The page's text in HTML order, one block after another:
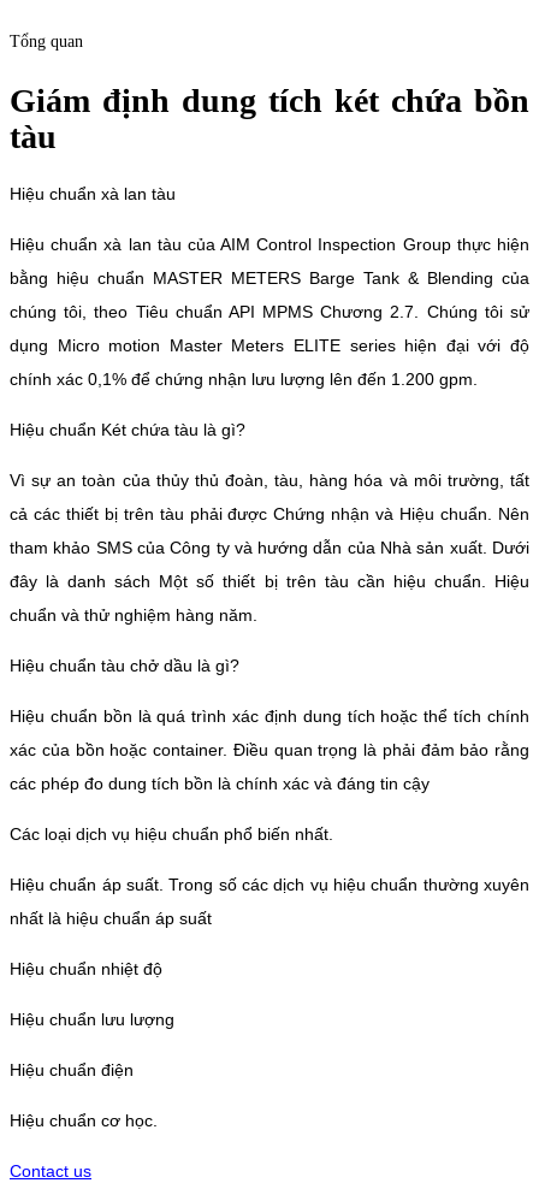
Tổng quan
Giám định dung tích két chứa bồn
tàu
Hiệu chuẩn xà lan tàu
Hiệu chuẩn xà lan tàu của AIM Control Inspection Group thực hiện
bằng hiệu chuẩn MASTER METERS Barge Tank & Blending của
chúng tôi, theo Tiêu chuẩn API MPMS Chương 2.7. Chúng tôi sử
dụng Micro motion Master Meters ELITE series hiện đại với độ
chính xác 0,1% để chứng nhận lưu lượng lên đến 1.200 gpm.
Hiệu chuẩn Két chứa tàu là gì?
Vì sự an toàn của thủy thủ đoàn, tàu, hàng hóa và môi trường, tất
cả các thiết bị trên tàu phải được Chứng nhận và Hiệu chuẩn. Nên
tham khảo SMS của Công ty và hướng dẫn của Nhà sản xuất. Dưới
đây là danh sách Một số thiết bị trên tàu cần hiệu chuẩn. Hiệu
chuẩn và thử nghiệm hàng năm.
Hiệu chuẩn tàu chở dầu là gì?
Hiệu chuẩn bồn là quá trình xác định dung tích hoặc thể tích chính
xác của bồn hoặc container. Điều quan trọng là phải đảm bảo rằng
các phép đo dung tích bồn là chính xác và đáng tin cậy
Các loại dịch vụ hiệu chuẩn phổ biến nhất.
Hiệu chuẩn áp suất. Trong số các dịch vụ hiệu chuẩn thường xuyên
nhất là hiệu chuẩn áp suất
Hiệu chuẩn nhiệt độ
Hiệu chuẩn lưu lượng
Hiệu chuẩn điện
Hiệu chuẩn cơ học.
Contact us